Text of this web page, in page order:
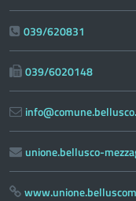
039/620831
039/6020148
unione.bellusco-